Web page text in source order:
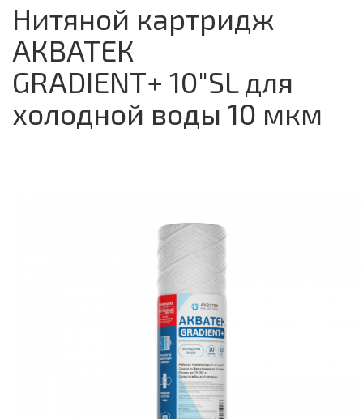
Нитяной картридж
АКВАТЕК
GRADIENT+ 10"SL для
холодной воды 10 мкм